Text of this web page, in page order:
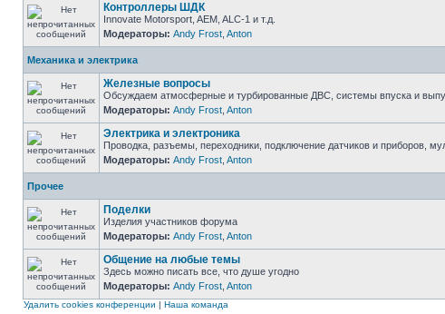
Контроллеры ШДК
Innovate Motorsport, AEM, ALC-1 и т.д.
Модераторы: Andy Frost Anton
Механика и электрика
Железные вопросы
Обсуждаем атмосферные и турбированные ДВС, системы впуска и
Модераторы: Andy Frost Anton
Электрика и электроника
Проводка, разъемы, переходники, подключение датчиков и приборов,
Модераторы: Andy Frost Anton
Прочее
Поделки
Изделия участников форума
Модераторы: Andy Frost Anton
Общение на любые темы
Здесь можно писать все, что душе угодно
Модераторы: Andy Frost Anton
Удалить cookies конференции | Наша команда